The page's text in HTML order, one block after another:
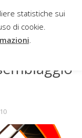
statistiche sui
di cookie.